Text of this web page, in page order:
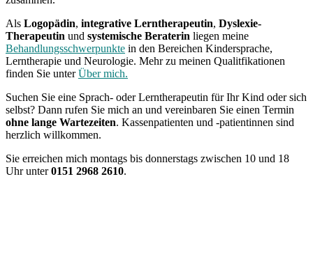
Als Logopädin, integrative Lerntherapeutin, Dyslexie-
Therapeutin und systemische Beraterin liegen meine
Behandlungsschwerpunkte in den Bereichen Kindersprache,
Lerntherapie und Neurologie. Mehr zu meinen Qualitfikationen
finden Sie unterÜber mich.
Suchen Sie eine Sprach- oder Lerntherapeutin für Ihr Kind oder sich
selbst? Dann rufen Sie mich an und vereinbaren Sie einen Termin
ohne lange Wartezeiten. Kassenpatienten und -patientinnen sind
herzlich willkommen.
Sie erreichen mich montags bis donnerstags zwischen 10 und 18
Uhr unter0151 2968 2610.